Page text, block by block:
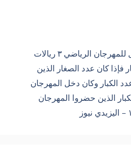
سعر تذكرة الدخول للمهرجان الرياضي ٣ ريالات
للكبار فإذا كان عدد الصغار الذين
الكبار وكان دخل المهرجان